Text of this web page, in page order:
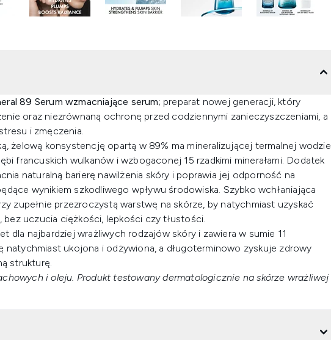
89 Serum wzmacniające serum; preparat nowej generacji, który
oraz niezrównaną ochronę przed codziennymi zanieczyszczeniami, a
i zmęczenia.
żelową konsystencję opartą w 89% ma mineralizującej termalnej wodzie
francuskich wulkanów i wzbogaconej 15 rzadkimi minerałami. Dodatek
naturalną barierę nawilżenia skóry i poprawia jej odporność na
wynikiem szkodliwego wpływu środowiska. Szybko wchłaniająca
zupełnie przezroczystą warstwę na skórze, by natychmiast uzyskać
bez uczucia ciężkości, lepkości czy tłustości.
dla najbardziej wrażliwych rodzajów skóry i zawiera w sumie 11
natychmiast ukojona i odżywiona, a długoterminowo zyskuje zdrowy
strukturę.
i oleju. Produkt testowany dermatologicznie na skórze wrażliwej